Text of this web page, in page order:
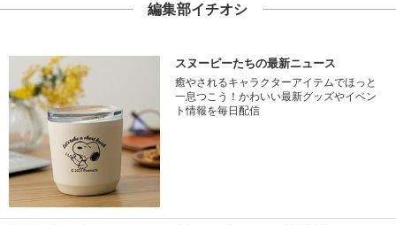
編集部イチオシ
スヌーピーたちの最新ニュース
癒やされるキャラクターアイテムでほっと
一息つこう！かわいい最新グッズやイベン
ト情報を毎日配信